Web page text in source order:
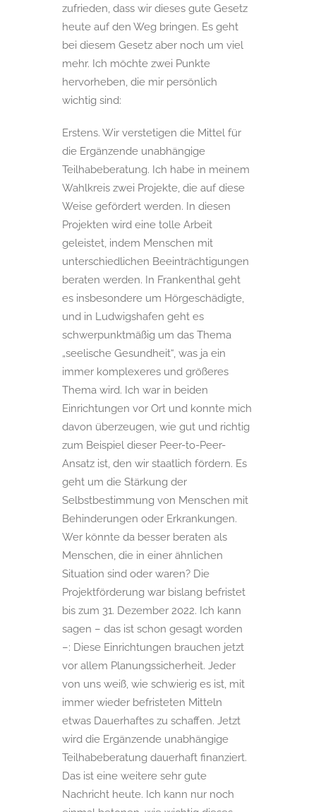
zufrieden, dass wir dieses gute Gesetz
heute auf den Weg bringen. Es geht
bei diesem Gesetz aber noch um viel
mehr. Ich möchte zwei Punkte
hervorheben, die mir persönlich
wichtig sind:
Erstens. Wir verstetigen die Mittel für
die Ergänzende unabhängige
Teilhabeberatung. Ich habe in meinem
Wahlkreis zwei Projekte, die auf diese
Weise gefördert werden. In diesen
Projekten wird eine tolle Arbeit
geleistet, indem Menschen mit
unterschiedlichen Beeinträchtigungen
beraten werden. In Frankenthal geht
es insbesondere um Hörgeschädigte,
und in Ludwigshafen geht es
schwerpunktmäßig um das Thema
„seelische Gesundheit“, was ja ein
immer komplexeres und größeres
Thema wird. Ich war in beiden
Einrichtungen vor Ort und konnte mich
davon überzeugen, wie gut und richtig
zum Beispiel dieser Peer-to-Peer-
Ansatz ist, den wir staatlich fördern. Es
geht um die Stärkung der
Selbstbestimmung von Menschen mit
Behinderungen oder Erkrankungen.
Wer könnte da besser beraten als
Menschen, die in einer ähnlichen
Situation sind oder waren? Die
Projektförderung war bislang befristet
bis zum 31. Dezember 2022. Ich kann
sagen – das ist schon gesagt worden
–: Diese Einrichtungen brauchen jetzt
vor allem Planungssicherheit. Jeder
von uns weiß, wie schwierig es ist, mit
immer wieder befristeten Mitteln
etwas Dauerhaftes zu schaffen. Jetzt
wird die Ergänzende unabhängige
Teilhabeberatung dauerhaft finanziert.
Das ist eine weitere sehr gute
Nachricht heute. Ich kann nur noch